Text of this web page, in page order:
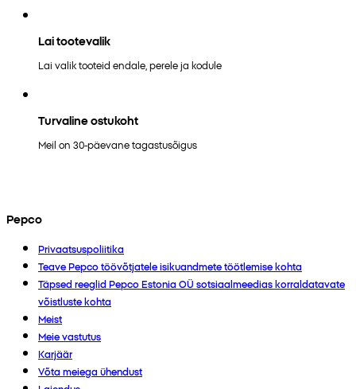
Lai tootevalik
Lai valik tooteid endale, perele ja kodule
Turvaline ostukoht
Meil on 30-päevane tagastusõigus
Pepco
Privaatsuspoliitika
Teave Pepco töövõtjatele isikuandmete töötlemise kohta
Täpsed reeglid Pepco Estonia OÜ sotsiaalmeedias korraldatavate
võistluste kohta
Meist
Meie vastutus
Karjäär
Võta meiega ühendust